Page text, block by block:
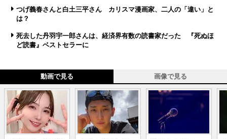
つげ義春さんと白土三平さん カリスマ漫画家、二人の「違い」と
は？
死去した丹羽宇一郎さんは、経済界有数の読書家だった 『死ぬほ
ど読書』ベストセラーに
動画で見る 画像で見る